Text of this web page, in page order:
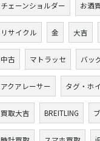
チェーンショルダー お酒
リサイクル 金 大吉
中古 マトラッセ バッ
アクアレーサー タグ・ホ
買取大吉 BREITLING